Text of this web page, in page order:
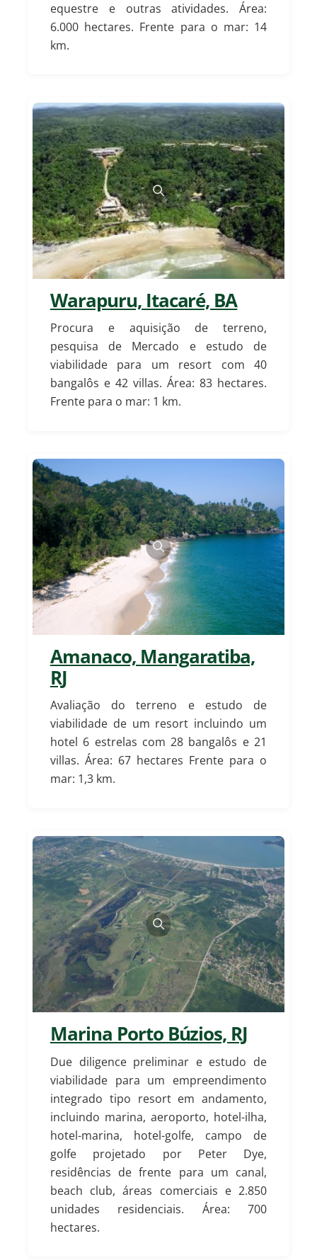
equestre e outras atividades.Área:
6.000 hectares. Frente para o mar: 14
km.
Warapuru, Itacaré, BA
Procura e aquisição de terreno,
pesquisa de Mercado e estudo de
viabilidade para um resort com 40
bangalôs e 42 villas. Área: 83 hectares.
Frente para o mar: 1 km.
Amanaco, Mangaratiba,
RJ
Avaliação do terreno e estudo de
viabilidade de um resort incluindo um
hotel 6 estrelas com 28 bangalôs e 21
villas. Área: 67 hectares Frente para o
mar: 1,3 km.
Marina Porto Búzios, RJ
Due diligence preliminar e estudo de
viabilidade para um empreendimento
integrado tipo resort em andamento,
incluindo marina, aeroporto, hotel-ilha,
hotel-marina, hotel-golfe, campo de
golfe projetado por Peter Dye,
residências de frente para um canal,
beach club, áreas comerciais e 2.850
unidades residenciais. Área: 700
hectares.